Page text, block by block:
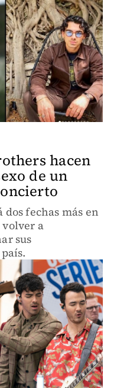
hacen
de un
fechas más en
volver a
sus